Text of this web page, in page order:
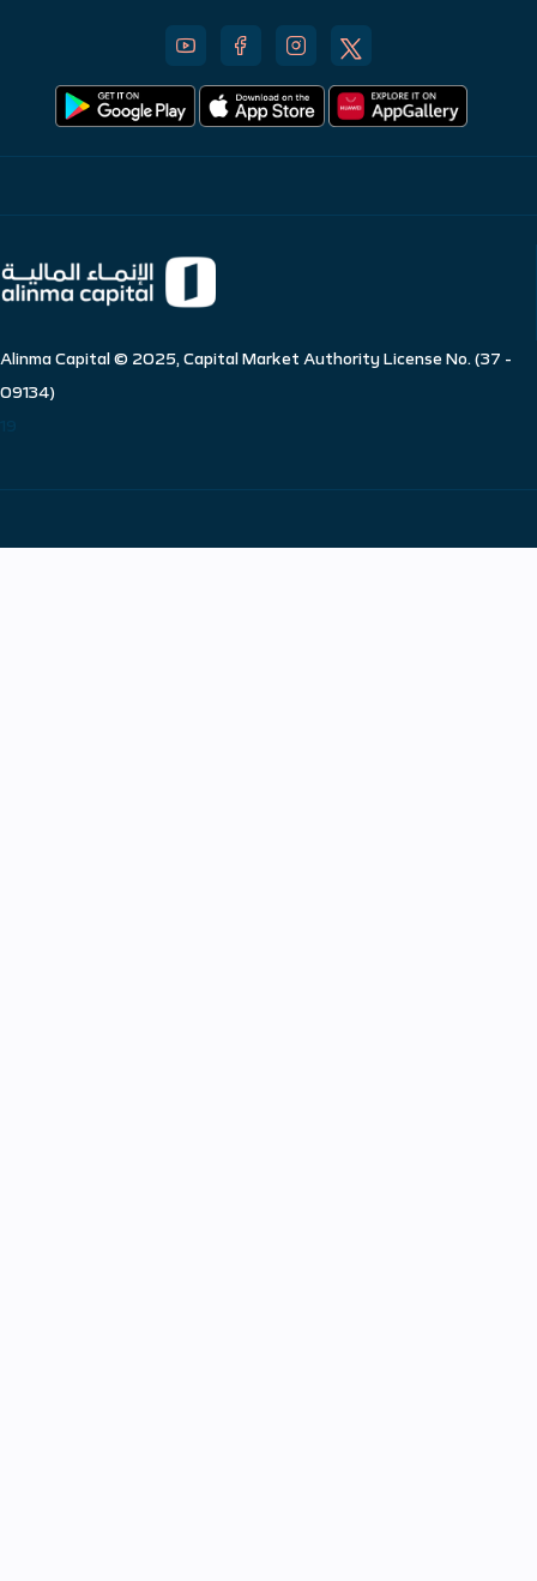
Alinma Capital © 2025, Capital Market Authority License No. (37 -
09134)